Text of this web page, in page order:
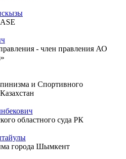
- член правления АО
и Спортивного
областного суда РК
города Шымкент